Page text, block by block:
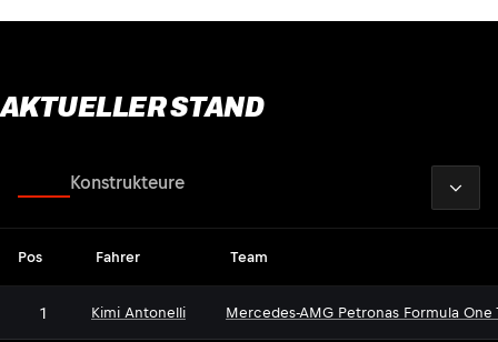
AKTUELLER STAND
Konstrukteure
Pos Fahrer Team
1 Kimi Antonelli Mercedes-AMG Petronas Formula One